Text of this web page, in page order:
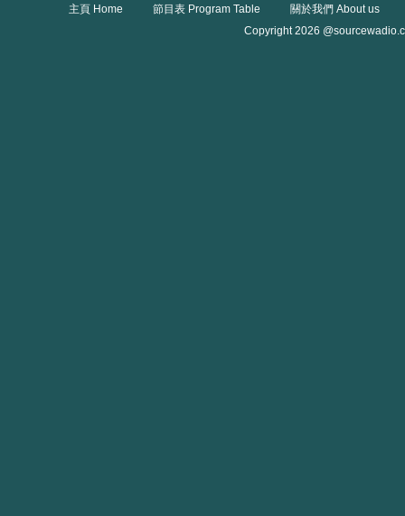
主頁 Home 節目表 Program Table
關於我們 About us
Copyright 2026